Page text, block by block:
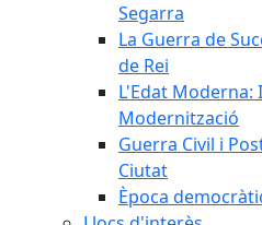
Segarra
La Guerra de
de Rei
L'Edat
Modernització
Guerra Civil i
Ciutat
Època